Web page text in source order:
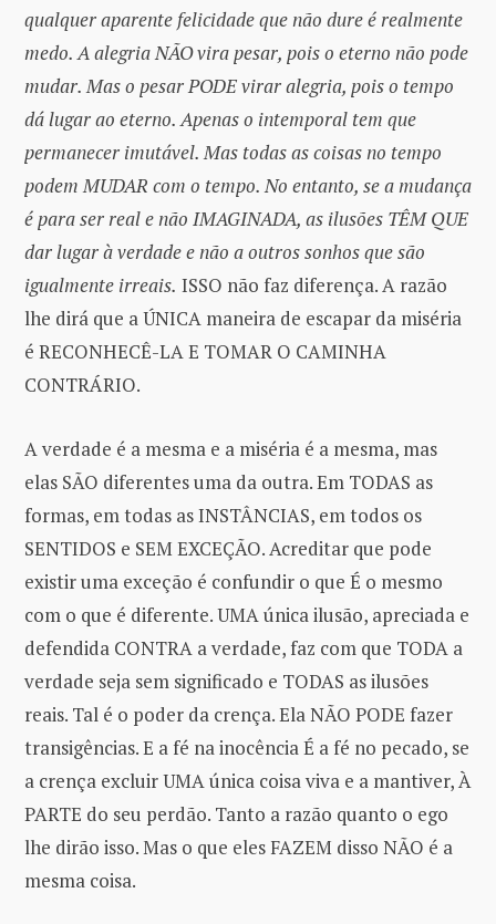
qualquer aparente felicidade que não dure é realmente
medo. A alegria NÃO vira pesar, pois o eterno não pode
mudar. Mas o pesar PODE virar alegria, pois o tempo
dá lugar ao eterno. Apenas o intemporal tem que
permanecer imutável. Mas todas as coisas no tempo
podem MUDAR com o tempo. No entanto, se a mudança
é para ser real e não IMAGINADA, as ilusões TÊM QUE
dar lugar à verdade e não a outros sonhos que são
igualmente irreais. ISSO não faz diferença. A razão
lhe dirá que a ÚNICA maneira de escapar da miséria
é RECONHECÊ-LA E TOMAR O CAMINHA
CONTRÁRIO.
A verdade é a mesma e a miséria é a mesma, mas
elas SÃO diferentes uma da outra. Em TODAS as
formas, em todas as INSTÂNCIAS, em todos os
SENTIDOS e SEM EXCEÇÃO. Acreditar que pode
existir uma exceção é confundir o que É o mesmo
com o que é diferente. UMA única ilusão, apreciada e
defendida CONTRA a verdade, faz com que TODA a
verdade seja sem significado e TODAS as ilusões
reais. Tal é o poder da crença. Ela NÃO PODE fazer
transigências. E a fé na inocência É a fé no pecado, se
a crença excluir UMA única coisa viva e a mantiver, À
PARTE do seu perdão. Tanto a razão quanto o ego
lhe dirão isso. Mas o que eles FAZEM disso NÃO é a
mesma coisa.